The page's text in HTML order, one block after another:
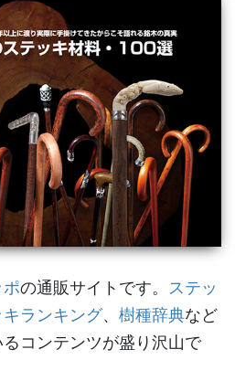
の通販サイトです。 ステッ
ランキング、 樹種辞典など
コンテンツが盛り沢山で